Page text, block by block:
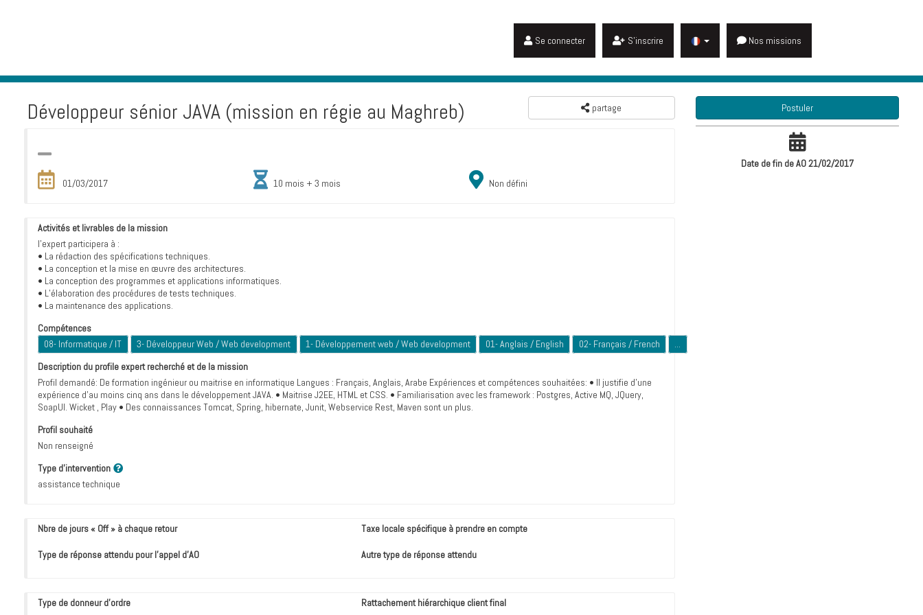
Se connecter S'inscrire Nos missions
Développeur sénior JAVA (mission en régie au Maghreb) partage
01/03/2017 10 mois + 3 mois Non défini
Activités et livrables de la mission
l'expert participera à :
• La rédaction des spécifications techniques.
• La conception et la mise en œuvre des architectures.
• La conception des programmes et applications informatiques.
• L’élaboration des procédures de tests techniques.
• La maintenance des applications.
Compétences
08- Informatique / IT
3- Développeur Web / Web development 1- Développement web / Web development 01- Anglais / English 02- Français / French
...
Description du profile expert recherché et de la mission
Profil demandé: De formation ingénieur ou maitrise en informatique Langues : Français, Anglais, Arabe Expériences et compétences souhaitées: • Il justifie d’une
expérience d’au moins cinq ans dans le développement JAVA. • Maitrise J2EE, HTML et CSS. • Familiarisation avec les framework : Postgres, Active MQ, JQuery,
SoapUI. Wicket , Play • Des connaissances Tomcat, Spring, hibernate, Junit, Webservice Rest, Maven sont un plus.
Profil souhaité
Non renseigné
Type d'intervention
assistance technique
Nbre de jours « Off » à chaque retour Taxe locale spécifique à prendre en compte
Type de réponse attendu pour l’appel d’AO Autre type de réponse attendu
Type de donneur d'ordre
Rattachement hiérarchique client final
Postuler
Date de fin de AO 21/02/2017